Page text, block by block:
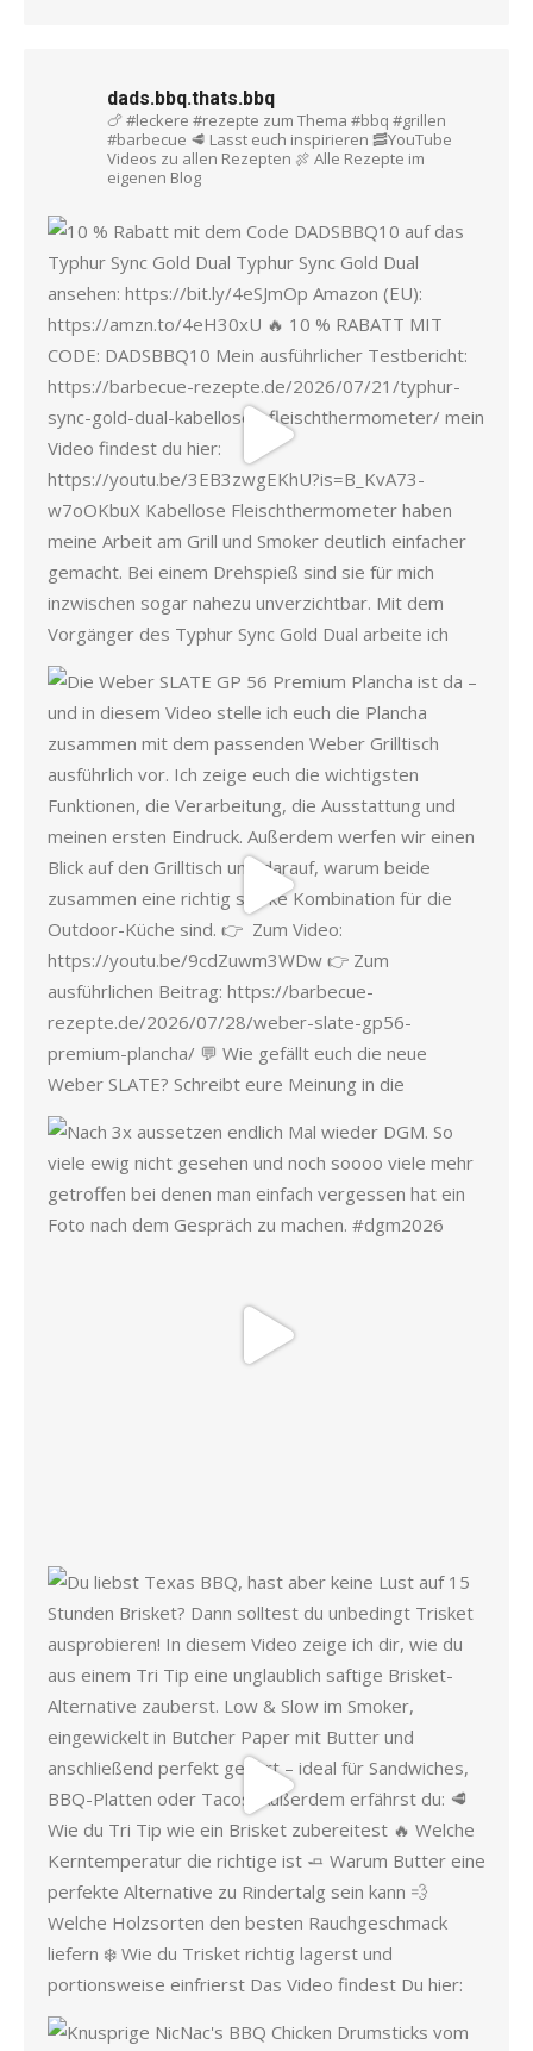
dads.bbq.thats.bbq
🍗 #leckere #rezepte zum Thema #bbq #grillen
#barbecue 🥩 Lasst euch inspirieren 🥓YouTube
Videos zu allen Rezepten 🍖 Alle Rezepte im
eigenen Blog